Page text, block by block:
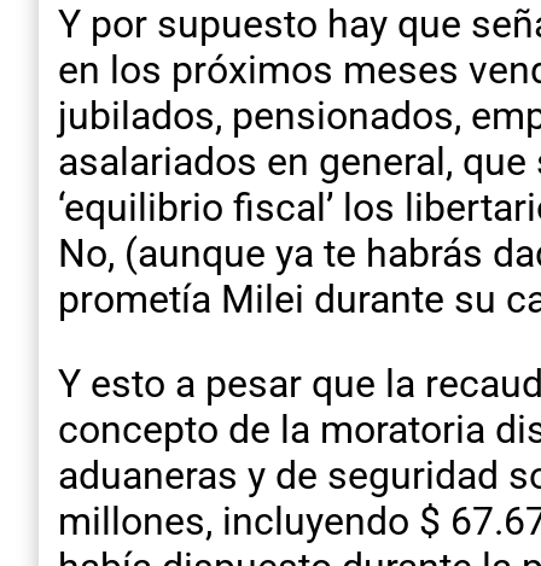
Y por supuesto hay que
en los próximos meses
jubilados, pensionados,
asalariados en general,
‘equilibrio fiscal’ los
No, (aunque ya te habrás
prometía Milei durante su
Y esto a pesar que la
concepto de la moratoria
aduaneras y de seguridad
millones, incluyendo $